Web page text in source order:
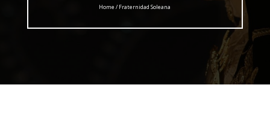
Home / Fraternidad Soleana